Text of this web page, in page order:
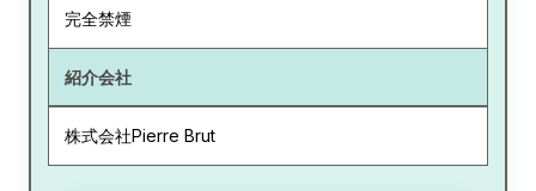
完全禁煙
紹介会社
株式会社Pierre Brut